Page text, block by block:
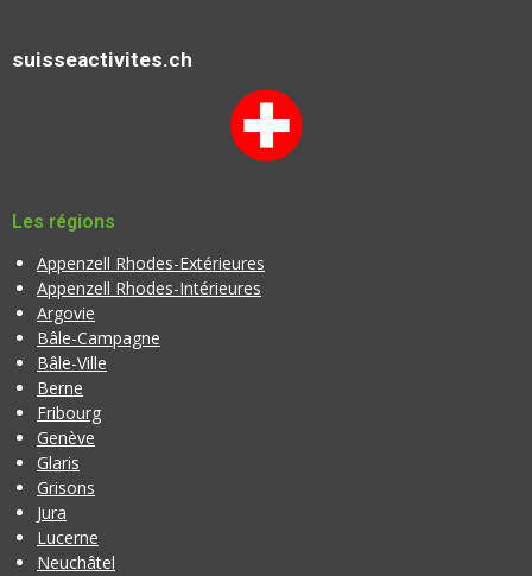
suisseactivites.ch
Les régions
Appenzell Rhodes-Extérieures
Appenzell Rhodes-Intérieures
Argovie
Bâle-Campagne
Bâle-Ville
Berne
Fribourg
Genève
Glaris
Grisons
Jura
Lucerne
Neuchâtel